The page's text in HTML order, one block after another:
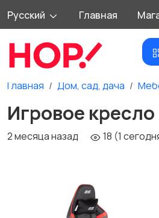
Русский Главная
Главная Дом, сад, дача
Игровое кресло
2 месяца назад 18 (1